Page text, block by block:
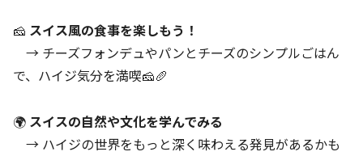
🧀 スイス風の食事を楽しもう！
→ チーズフォンデュやパンとチーズのシンプルごはん
で、ハイジ気分を満喫🧀🥖
🌍 スイスの自然や文化を学んでみる
→ ハイジの世界をもっと深く味わえる発見があるかも